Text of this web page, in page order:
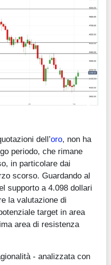
dell’oro, non ha
periodo, che rimane
in particolare dai
scorso. Guardando al
supporto a 4.098 dollari
la valutazione di
target in area
area di resistenza
- analizzata con